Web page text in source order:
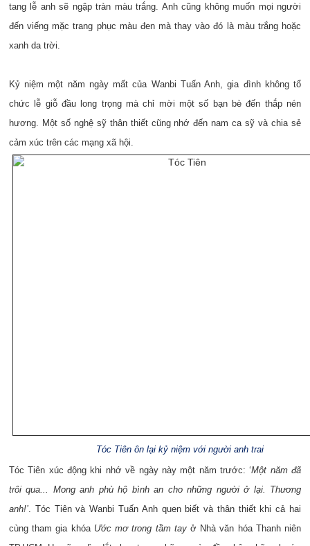
tang lễ anh sẽ ngập tràn màu trắng. Anh cũng không muốn mọi người
đến viếng mặc trang phục màu đen mà thay vào đó là màu trắng hoặc
xanh da trời.
Kỷ niệm một năm ngày mất của Wanbi Tuấn Anh, gia đình không tổ
chức lễ giỗ đầu long trọng mà chỉ mời một số bạn bè đến thắp nén
hương. Một số nghệ sỹ thân thiết cũng nhớ đến nam ca sỹ và chia sẻ
cảm xúc trên các mạng xã hội.
Tóc Tiên ôn lại kỷ niệm với người anh trai
Tóc Tiên xúc động khi nhớ về ngày này một năm trước: ‘Một năm đã
trôi qua... Mong anh phù hộ bình an cho những người ở lại. Thương
anh!’. Tóc Tiên và Wanbi Tuấn Anh quen biết và thân thiết khi cả hai
cùng tham gia khóa Ước mơ trong tầm tayở Nhà văn hóa Thanh niên